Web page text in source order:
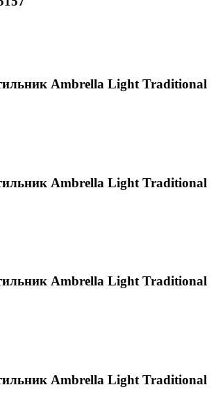
Ambrella Light Traditional
Ambrella Light Traditional
Ambrella Light Traditional
Ambrella Light Traditional